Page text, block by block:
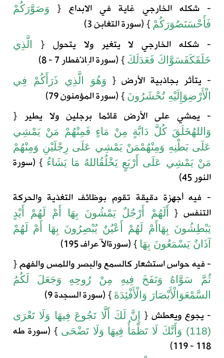
- شكله الخارجي غاية في الابداع {
وَصَوَّرَكُمْ
فَأَحْسَنَصُوَرَكُمْ } (سورةالتغابن
- شكله الخارجي لا يتغير ولا يتحول {
الَّذِي
خَلَقَكَفَسَوَّاكَ فَعَدَلَكَ } (سورةالِانْفطار
- يتأثر بجاذبية الأرض { وَهُوَ الَّذِي ذَرَأَكُمْ
فِي
الْأَرْضِوَإِلَيْهِ تُحْشَرُونَ } (سورةالمؤمنون
- يمشي على الأرض قائما برجلين ولا يطير {
وَاللهُخَلَقَ كُلَّ دَابَّةٍ مِنْ مَاءٍ فَمِنْهُمْ مَنْ يَمْشِي
عَلَى بَطْنِهِ وَمِنْهُمْمَنْ يَمْشِي عَلَى رِجْلَيْنِ وَمِنْهُمْ
مَنْ يَمْشِي عَلَى أَرْبَعٍ يَخْلُقُاللهُ مَا يَشَاءُ } (سورة
النور
- فيه أجهزة دقيقة تقوم بوظائف التغذية والحركة
التنفس { أَلَهُمْ أَرْجُلٌ يَمْشُونَ بِهَا أَمْ لَهُمْ
أَيْدٍ
يَبْطِشُونَ بِهَا أَمْ لَهُمْ أَعْيُنٌ يُبْصِرُونَ بِهَا أَمْ لَهُمْ
آذَانٌ يَسْمَعُونَ بِهَا } (سورةالأَعراف
- فيه حواس استشعار كالسمع والبصر واللمس والفهم{
ثُمَّ سَوَّاهُ وَنَفَخَ فِيهِ مِنْ رُوحِهِ وَجَعَلَ
لَكُمُ
السَّمْعَوَالْأَبْصَارَ وَالْأَفْئِدَةَ } (سورةالسجدة
- يجوع ويعطش { إِنَّ لَكَ أَلَّا تَجُوعَ فِيهَا وَلَا تَعْرَى
(118)
وَأَنَّكَ لَا تَظْمَأُ فِيهَا وَلَا تَضْحَى } (سورة طه
118 - 119)